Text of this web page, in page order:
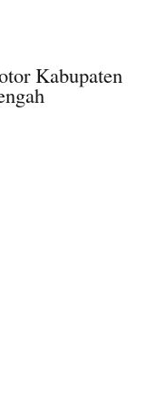
Kabupaten